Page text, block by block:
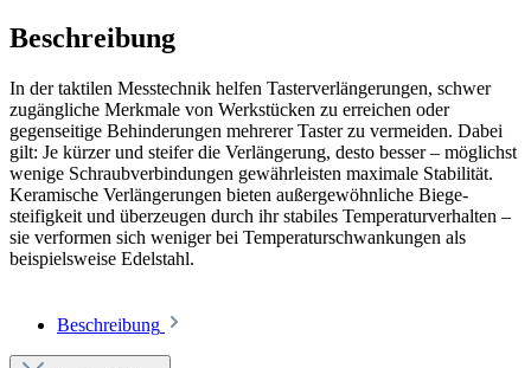
Beschreibung
In der taktilen Messtechnik helfen Tasterverlängerungen, schwer
zugängliche Merkmale von Werkstücken zu erreichen oder
gegenseitige Behinderungen mehrerer Taster zu vermeiden. Dabei
gilt: Je kürzer und steifer die Verlängerung, desto besser – möglichst
wenige Schraubverbindungen gewährleisten maximale Stabilität.
Keramische Verlängerungen bieten außergewöhnliche Biege­
steifigkeit und überzeugen durch ihr stabiles Temperaturverhalten –
sie verformen sich weniger bei Temperaturschwankungen als
beispielsweise Edelstahl.
Beschreibung